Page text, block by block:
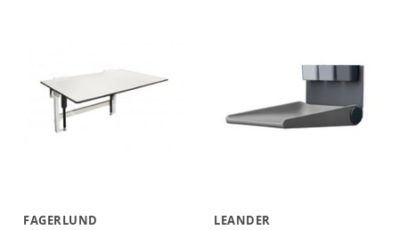
FAGERLUND
LEANDER